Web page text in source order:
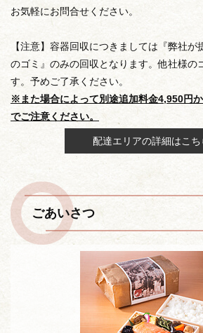
お気軽にお問合せください。
【注意】容器回収につきましては『弊社
のゴミ』のみの回収となります。他社様の
す。予めご了承ください。
※また場合によって別途追加料金4,950円
でご注意ください。
配達エリアの詳細はこち
ごあいさつ